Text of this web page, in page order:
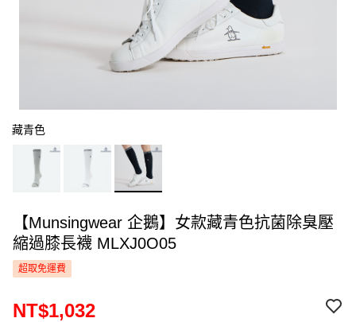
藏青色
【Munsingwear 企鵝】女款藏青色抗菌除臭壓
縮過膝長襪 MLXJ0O05
超取免運費
NT$1,032